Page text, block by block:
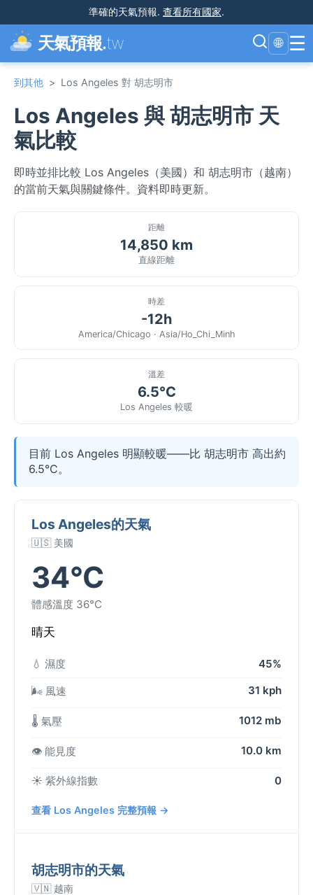
準確的天氣預報. 查看所有國家.
天氣預報.tw 🌐 ☰
到其他 > Los Angeles 對 胡志明市
Los Angeles 與 胡志明市 天
氣比較
即時並排比較 Los Angeles（美國）和 胡志明市（越南）
的當前天氣與關鍵條件。資料即時更新。
距離
14,850 km
直線距離
時差
-12h
America/Chicago · Asia/Ho_Chi_Minh
溫差
6.5°C
Los Angeles 較暖
目前 Los Angeles 明顯較暖——比 胡志明市 高出約
6.5°C。
Los Angeles的天氣
🇺🇸 美國
34°C
體感溫度 36°C
晴天
💧 濕度 45%
🌬️ 風速 31 kph
🌡️ 氣壓 1012 mb
👁️ 能見度 10.0 km
☀️ 紫外線指數 0
查看 Los Angeles 完整預報 →
胡志明市的天氣
🇻🇳 越南